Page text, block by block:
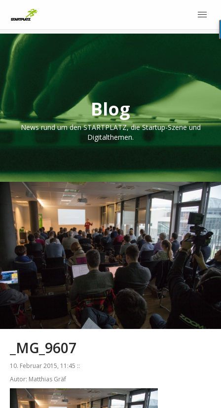
Blog
News rund um den STARTPLATZ, die Startup-Szene und
Digitalthemen.
_MG_9607
10. Februar 2015, 11:45 ::
Autor: Matthias Gräf